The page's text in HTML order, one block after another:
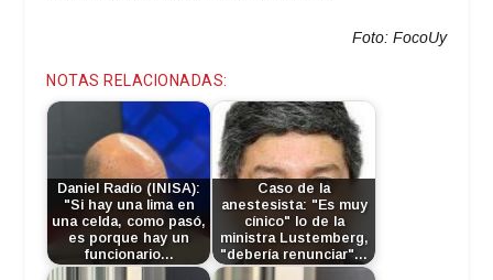
Foto: FocoUy
NOTAS RELACIONADAS:
Daniel Radío (INISA):
"Si hay una lima en
una celda, como pasó,
es porque hay un
funcionario…
Caso de la
anestesista: "Es muy
cínico" lo de la
ministra Lustemberg,
"debería renunciar"…